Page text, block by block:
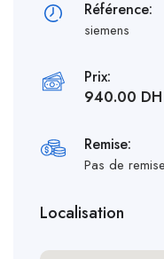
Référence:
siemens
Prix:
940.00 DH
Remise:
Pas de remise
Localisation